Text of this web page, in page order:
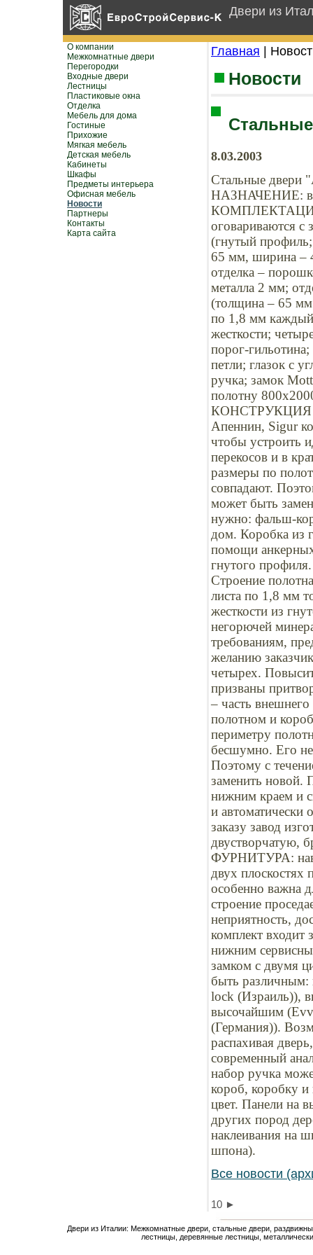
Двери из
О компании
Межкомнатные двери
Перегородки
Входные двери
Лестницы
Пластиковые окна
Отделка
Мебель для дома
Гостиные
Прихожие
Мягкая мебель
Детская мебель
Кабинеты
Шкафы
Предметы интерьера
Офисная мебель
Новости
Партнеры
Контакты
Карта сайта
Главная |
Новости
8.03.2003
Стальные двери
НАЗНАЧЕНИЕ:
КОМПЛЕКТАЦИЯ:
оговариваются с
(гнутый профиль;
65 мм, ширина –
отделка –
металла 2 мм;
(толщина – 65
по 1,8 мм каждый;
жесткости;
порог-
петли; глазок с
ручка; замок
полотну
КОНСТРУКЦИЯ И
Апеннин, Sigur
чтобы устроить
перекосов и в
размеры по
совпадают.
может быть
нужно: фальш-
дом. Коробка из
помощи анкерных
гнутого
Строение
листа по 1,8 мм
жесткости из
негорючей
требованиям,
желанию
четырех.
призваны
– часть
полотном и
периметру
бесшумно. Его не
Поэтому с
заменить новой.
нижним краем и
и автоматически
заказу завод
двустворчатую,
ФУРНИТУРА:
двух плоскостях
особенно важна
строение
неприятность,
комплект
нижним
замком с двумя
быть
lock (Израиль)),
высочайшим
(Германия)).
распахивая
современный
набор ручка
короб, коробку
цвет. Панели на
других пород
наклеивания на
шпона).
Все новости
10 ►
Двери из Италии: Межкомнатные двери, стальные двери,
лестницы, деревянные лестницы,